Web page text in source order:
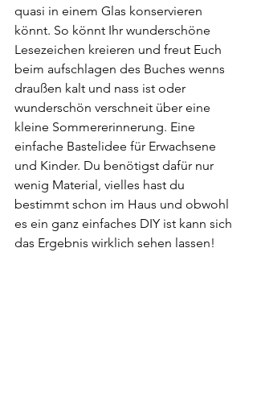
quasi in einem Glas konservieren
könnt. So könnt Ihr wunderschöne
Lesezeichen kreieren und freut Euch
beim aufschlagen des Buches wenns
draußen kalt und nass ist oder
wunderschön verschneit über eine
kleine Sommererinnerung. Eine
einfache Bastelidee für Erwachsene
und Kinder. Du benötigst dafür nur
wenig Material, vielles hast du
bestimmt schon im Haus und obwohl
es ein ganz einfaches DIY ist kann sich
das Ergebnis wirklich sehen lassen!